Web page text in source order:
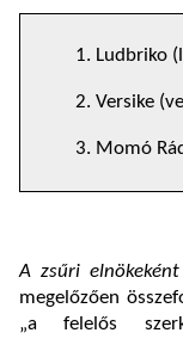
1. Ludbriko
2. Versike
3. Momó
A zsűri
megelőzően
„a felelős